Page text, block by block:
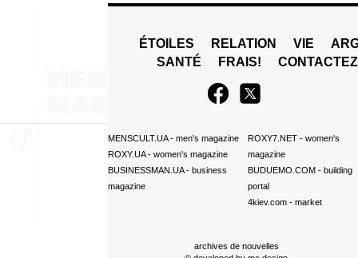
ÉTOILES RELATION VIE
SANTÉ
FRAIS!
MENSCULT.UA- men's magazine
ROXY.UA- women's magazine
BUSINESSMAN.UA- business
magazine
ROXY7.NET- women's
magazine
BUDUEMO.COM- building
portal
4kiev.com- market
archives de nouvelles